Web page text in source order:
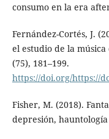
consumo en la era
Fernández-Cortés, J.
el estudio de la
(75), 181–199.
https://doi.org/https://
Fisher, M. (2018).
depresión,